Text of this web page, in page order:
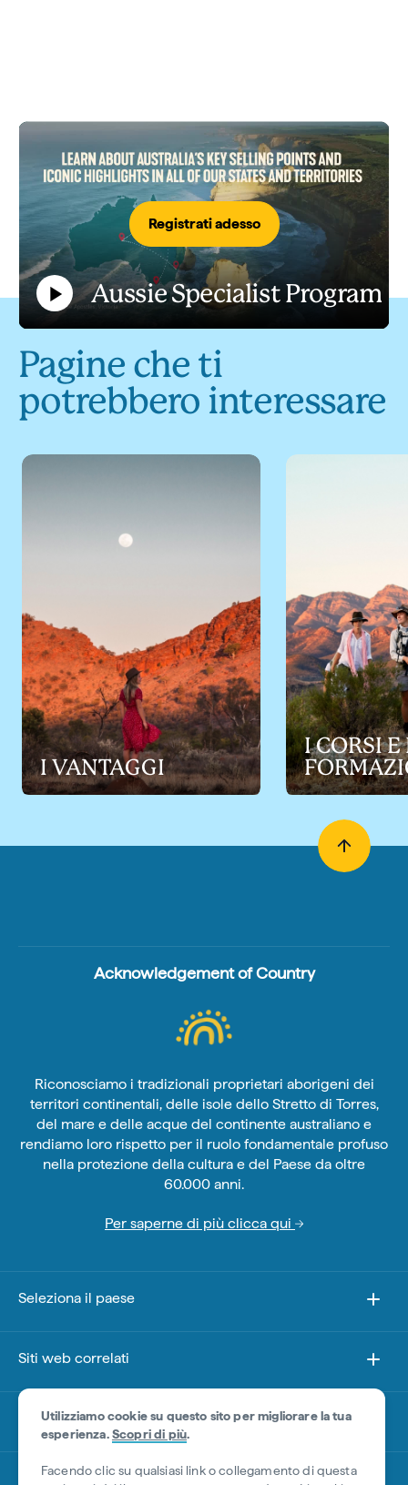
Aussie Specialist Program
Play
Video
Registrati adesso
Pagine che ti
potrebbero interessare
I VANTAGGI
I CORSI E
Utilizziamo cookie su questo sito per migliorare la tua
esperienza.Scopri di più.
Facendo clic su qualsiasi link o collegamento di questa
Acknowledgement of Country
Riconosciamo i tradizionali proprietari aborigeni dei
territori continentali, delle isole dello Stretto di Torres,
del mare e delle acque del continente australiano e
rendiamo loro rispetto per il ruolo fondamentale profuso
nella protezione della cultura e del Paese da oltre
60.000 anni.
Per saperne di più clicca qui
Seleziona il paese
Siti web correlati